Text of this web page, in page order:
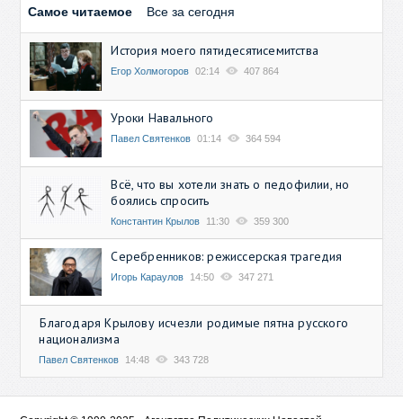
Самое читаемое Все за сегодня
История моего пятидесятисемитства
Егор Холмогоров 02:14 407 864
Уроки Навального
Павел Святенков 01:14 364 594
Всё, что вы хотели знать о педофилии, но
боялись спросить
Константин Крылов 11:30 359 300
Серебренников: режиссерская трагедия
Игорь Караулов 14:50 347 271
Благодаря Крылову исчезли родимые пятна русского
национализма
Павел Святенков 14:48 343 728